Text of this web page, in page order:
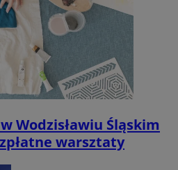
Wodzisławiu Śląskim
warsztaty